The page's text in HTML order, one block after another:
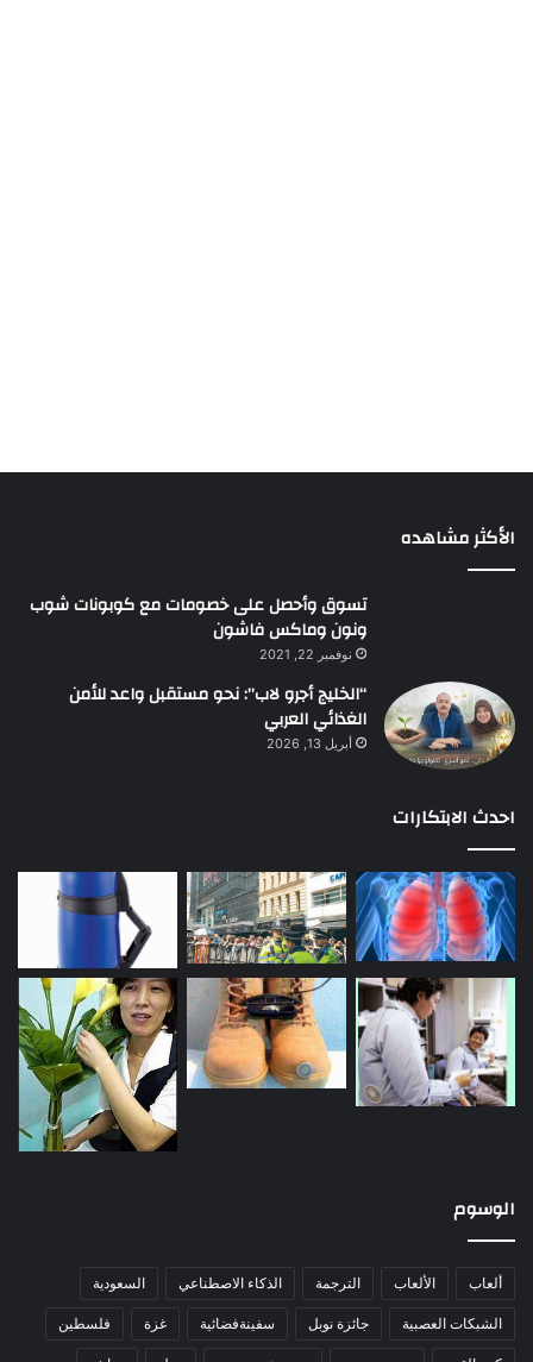
الأكثر مشاهده
تسوق وأحصل على خصومات مع كوبونات شوب
ونون وماكس فاشون
نوفمبر 22, 2021
“الخليج أجرو لاب”: نحو مستقبل واعد للأمن
الغذائي العربي
أبريل 13, 2026
احدث الابتكارات
الوسوم
ألعاب الألعاب الترجمة الذكاء الاصطناعي السعودية
الشبكات العصبية جائزة نوبل سفينةفضائية غزة فلسطين